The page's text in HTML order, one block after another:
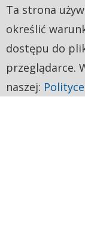
Ta strona
określić
dostępu do
przeglądarce.
naszej: